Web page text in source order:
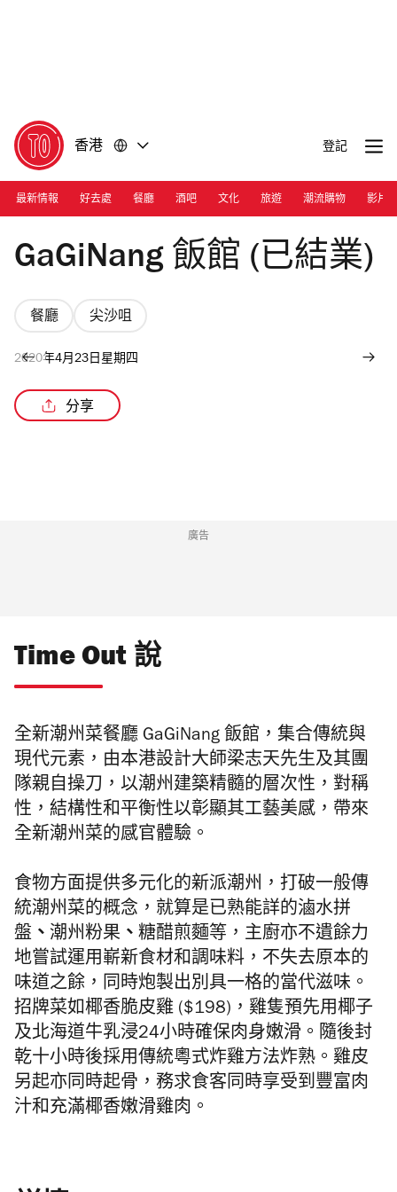
香港 登記
最新情報 好去處 餐廳 酒吧 文化 旅遊 潮流購物 影片
Photoograph: Calvin Sit
GaGiNang 飯館 (已結業)
餐廳 尖沙咀
2020年4月23日星期四
分享
廣告
Time Out 說
全新潮州菜餐廳 GaGiNang 飯館，集合傳統與
現代元素， 由本港設計大師梁志天先生及其團
隊親自操刀，以潮州建築精髓的層次性，對稱
性，結構性和平衡性以彰顯其工藝美感， 帶來
全新潮州菜的感官體驗。
食物方面提供多元化的新派潮州，打破一般傳
統潮州菜的概念，就算是已熟能詳的滷水拼
盤 、 潮州粉果 、 糖醋煎麵等，主廚亦不遺餘力
地嘗試運用嶄新食材和調味料，不失去原本的
味道之餘，同時炮製出別具一格的當代滋味。
招牌菜如椰香脆皮雞 ($198)，雞隻預先用椰子
及北海道牛乳浸24小時確保肉身嫩滑。隨後封
乾十小時後採用傳統粵式炸雞方法炸熟。雞皮
另起亦同時起骨，務求食客同時享受到豐富肉
汁和充滿椰香嫩滑雞肉。